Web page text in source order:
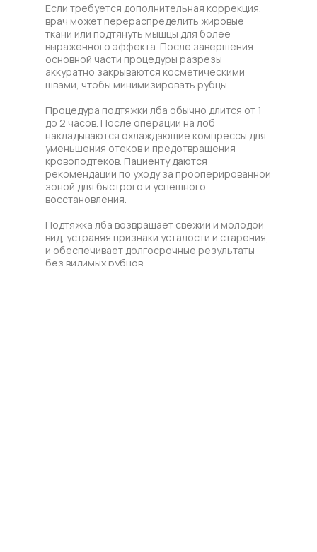
Если требуется дополнительная коррекция,
врач может перераспределить жировые
ткани или подтянуть мышцы для более
выраженного эффекта. После завершения
основной части процедуры разрезы
аккуратно закрываются косметическими
швами, чтобы минимизировать рубцы.
Процедура подтяжки лба обычно длится от 1
до 2 часов. После операции на лоб
накладываются охлаждающие компрессы для
уменьшения отеков и предотвращения
кровоподтеков. Пациенту даются
рекомендации по уходу за прооперированной
зоной для быстрого и успешного
восстановления.
Подтяжка лба возвращает свежий и молодой
вид, устраняя признаки усталости и старения,
и обеспечивает долгосрочные результаты
без видимых рубцов.